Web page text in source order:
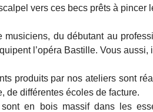
vers ces becs prêts à pincer
musiciens, du débutant au
l’opéra Bastille. Vous
produits par nos ateliers sont
de différentes écoles de facture.
en bois massif dans les